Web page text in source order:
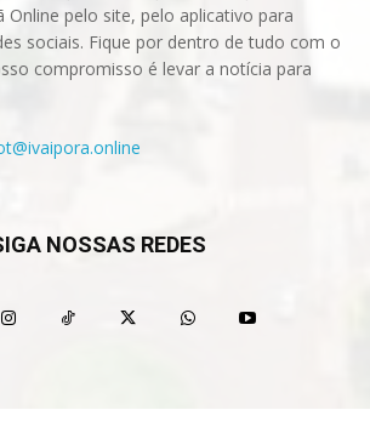
Online pelo site, pelo aplicativo para
sociais. Fique por dentro de tudo com o
compromisso é levar a notícia para
NOSSAS REDES